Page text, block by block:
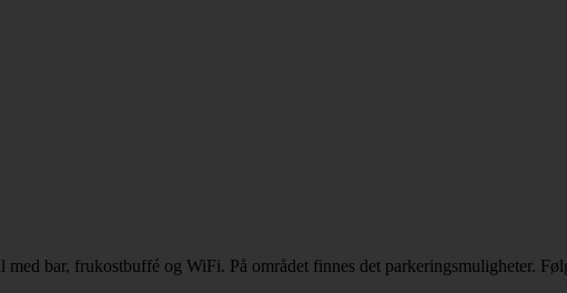
bar, frukostbuffé og WiFi. På området finnes det parkeringsmuligheter.